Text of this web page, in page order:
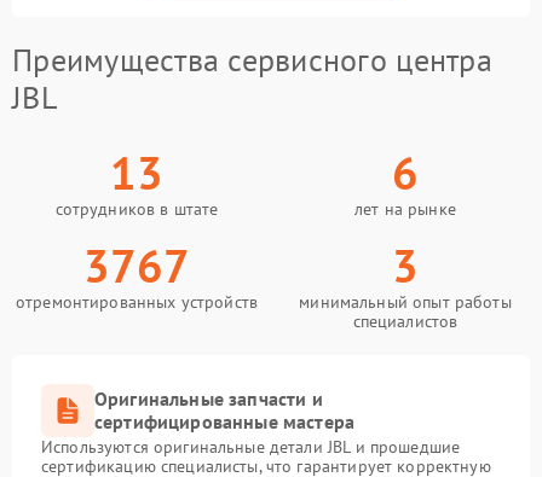
Преимущества сервисного центра
JBL
13
сотрудников в штате
6
лет на рынке
3767
отремонтированных устройств
3
минимальный опыт работы
специалистов
Оригинальные запчасти и
сертифицированные мастера
Используются оригинальные детали JBL и прошедшие
сертификацию специалисты, что гарантирует корректную